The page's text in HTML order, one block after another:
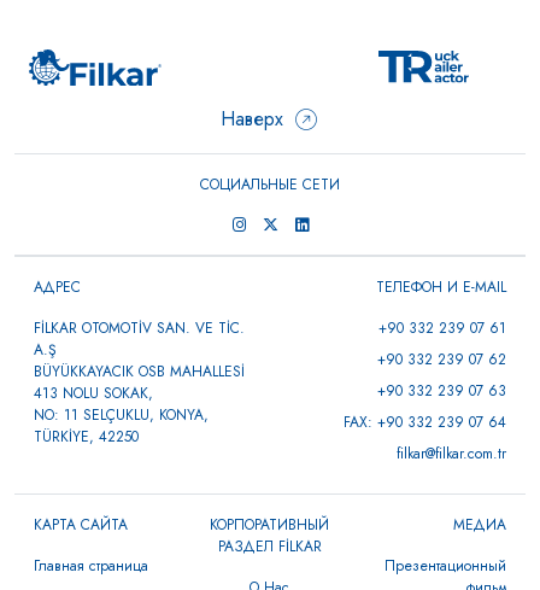
Наверх
СОЦИАЛЬНЫЕ СЕТИ
АДРЕС
FİLKAR OTOMOTİV SAN. VE TİC.
A.Ş
BÜYÜKKAYACIK OSB MAHALLESİ
413 NOLU SOKAK,
NO: 11 SELÇUKLU, KONYA,
TÜRKİYE, 42250
ТЕЛЕФОН И E-MAIL
+90 332 239 07 61
+90 332 239 07 62
+90 332 239 07 63
FAX: +90 332 239 07 64
filkar@filkar.com.tr
КАРТА САЙТА
Главная страница
КОРПОРАТИВНЫЙ
РАЗДЕЛ FİLKAR
МЕДИА
Презентационный